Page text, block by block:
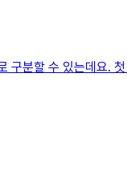
분할 수 있는데요.